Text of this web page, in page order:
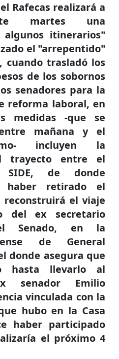
Rafecas realizará a
martes una
algunos itinerarios"
el "arrepentido"
cuando trasladó los
de los sobornos
senadores para la
reforma laboral, en
medidas -que se
mañana y el
incluyen la
trayecto entre el
de donde
haber retirado el
reconstruirá el viaje
del ex secretario
Senado, en la
de General
donde asegura que
hasta llevarlo al
senador Emilio
vinculada con la
hubo en la Casa
haber participado
el próximo 4